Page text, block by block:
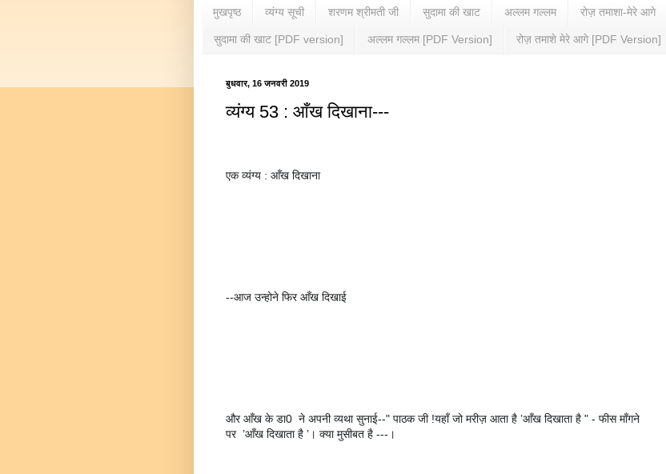
मुखपृष्ठ व्यंग्य सूची शरणम श्रीमती जी सुदामा की खाट अल्लम गल्लम रोज़ तमाशा-मेरे आगे
सुदामा की खाट [PDF version] अल्लम गल्लम [PDF Version] रोज़ तमाशे मेरे आगे [PDF Version]
बुधवार, 16 जनवरी 2019
व्यंग्य 53 : आँख दिखाना---
एक व्यंग्य : आँख दिखाना
--आज उन्होने फिर आँख दिखाई
और आँख के डा0  ने अपनी व्यथा सुनाई--" पाठक जी !यहाँ जो मरीज़ आता है ’आँख दिखाता है " - फीस माँगने
पर  ’आँख दिखाता है ’। क्या मुसीबत है ---।